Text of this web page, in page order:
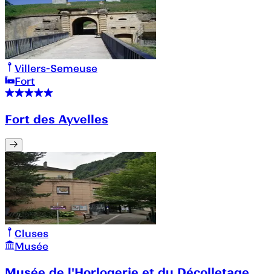
Villers-Semeuse
Fort
Fort des Ayvelles
Cluses
Musée